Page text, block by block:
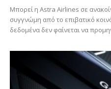
Μπορεί η Astra Airlines σε
συγγνώμη από το επιβατικό
δεδομένα δεν φαίνεται να